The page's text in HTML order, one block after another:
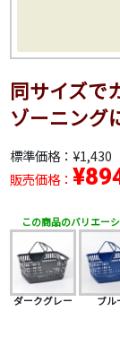
同サイズで
ゾーニング
標準価格： ¥1,430
販売価格：
この商品のバリエー
ダークグレー ブル